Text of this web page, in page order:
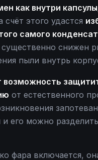
как внутри
счёт этого удастся
самого
существенно снижен
пыли внутрь
возможность
от естественного
его можно
фара включается,